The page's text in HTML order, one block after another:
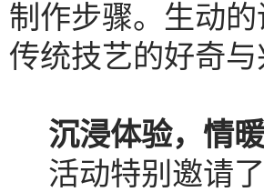
制作步骤。生动
传统技艺的好奇
沉浸体验，情
活动特别邀请